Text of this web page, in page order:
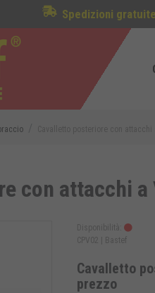
Spedizioni
con attacchi a
Disponibilità:
CPV02 | Bastef
Cavalletto
prezzo